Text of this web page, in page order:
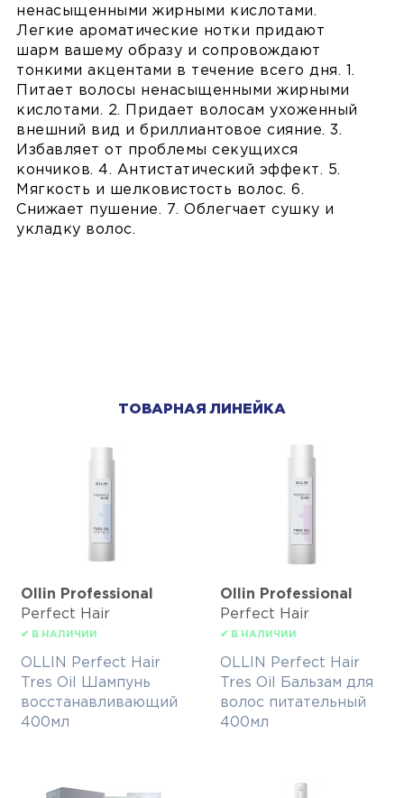
ненасыщенными жирными кислотами.
Легкие ароматические нотки придают
шарм вашему образу и сопровождают
тонкими акцентами в течение всего дня. 1.
Питает волосы ненасыщенными жирными
кислотами. 2. Придает волосам ухоженный
внешний вид и бриллиантовое сияние. 3.
Избавляет от проблемы секущихся
кончиков. 4. Антистатический эффект. 5.
Мягкость и шелковистость волос. 6.
Снижает пушение. 7. Облегчает сушку и
укладку волос.
ТОВАРНАЯ ЛИНЕЙКА
Ollin Professional
Perfect Hair
✔ В НАЛИЧИИ
OLLIN Perfect Hair
Tres Oil Шампунь
восстанавливающий
400мл
Ollin Professional
Perfect Hair
✔ В НАЛИЧИИ
OLLIN Perfect Hair
Tres Oil Бальзам для
волос питательный
400мл